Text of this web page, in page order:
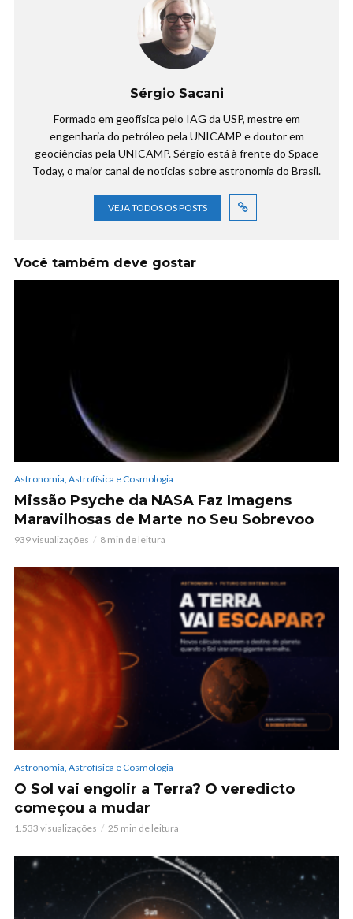
Sérgio Sacani
Formado em geofísica pelo IAG da USP, mestre em
engenharia do petróleo pela UNICAMP e doutor em
geociências pela UNICAMP. Sérgio está à frente do Space
Today, o maior canal de notícias sobre astronomia do Brasil.
VEJA TODOS OS POSTS
Você também deve gostar
Astronomia, Astrofísica e Cosmologia
Missão Psyche da NASA Faz Imagens
Maravilhosas de Marte no Seu Sobrevoo
939 visualizações 8 min de leitura
Astronomia, Astrofísica e Cosmologia
O Sol vai engolir a Terra? O veredicto
começou a mudar
1.533 visualizações 25 min de leitura